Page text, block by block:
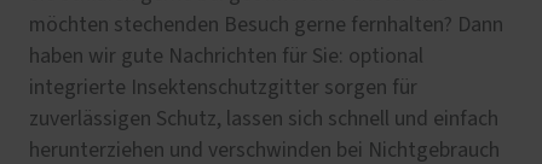
möchten stechenden Besuch gerne fernhalten? Dann
haben wir gute Nachrichten für Sie: optional
integrierte Insektenschutzgitter sorgen für
zuverlässigen Schutz, lassen sich schnell und einfach
herunterziehen und verschwinden bei Nichtgebrauch